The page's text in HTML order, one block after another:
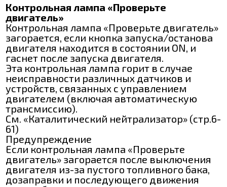
Контрольная лампа «Проверьте
двигатель»
Контрольная лампа «Проверьте двигатель»
загорается, если кнопка запуска/останова
двигателя находится в состоянии ON, и
гаснет после запуска двигателя.
Эта контрольная лампа горит в случае
неисправности различных датчиков и
устройств, связанных с управлением
двигателем (включая автоматическую
трансмиссию).
См. «Каталитический нейтрализатор» (стр.6-
61)
Предупреждение
Если контрольная лампа «Проверьте
двигатель» загорается после выключения
двигателя из-за пустого топливного бака,
дозаправки и последующего движения